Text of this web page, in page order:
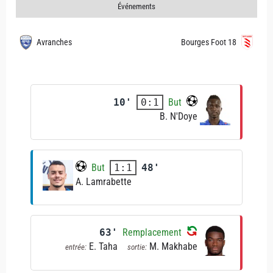
Événements
Avranches Bourges Foot 18
10' 0:1
But
B. N'Doye
But 1:1
48'
A. Lamrabette
63' Remplacement
entrée: E. Taha sortie: M. Makhabe